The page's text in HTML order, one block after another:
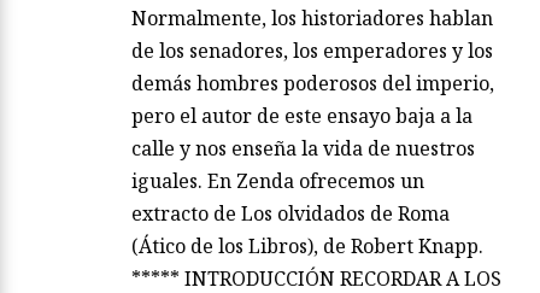
Normalmente, los historiadores hablan
de los senadores, los emperadores y los
demás hombres poderosos del imperio,
pero el autor de este ensayo baja a la
calle y nos enseña la vida de nuestros
iguales. En Zenda ofrecemos un
extracto de Los olvidados de Roma
(Ático de los Libros), de Robert Knapp.
***** INTRODUCCIÓN RECORDAR A LOS